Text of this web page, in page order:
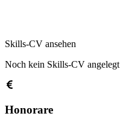
Skills-CV ansehen
Noch kein Skills-CV angelegt
Honorare